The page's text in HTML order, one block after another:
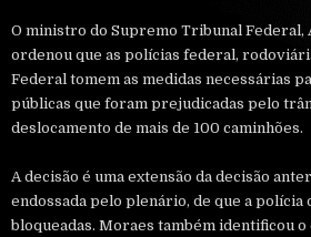
O ministro do Supremo Tribunal Federal,
ordenou que as polícias federal,
Federal tomem as medidas necessárias
públicas que foram prejudicadas pelo
deslocamento de mais de 100 caminhões.
A decisão é uma extensão da decisão
endossada pelo plenário, de que a polícia
bloqueadas. Moraes também identificou o